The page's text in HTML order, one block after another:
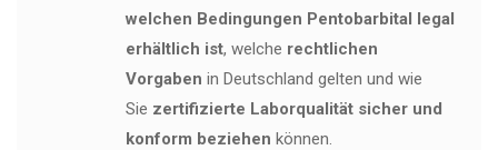
welchen Bedingungen Pentobarbital legal
erhältlich ist, welche rechtlichen
Vorgaben in Deutschland gelten und wie
Sie zertifizierte Laborqualität sicher und
konform beziehen können.